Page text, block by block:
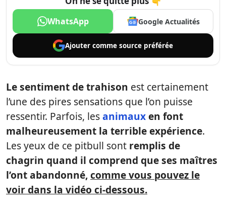
WhatsApp Google Actualités
Ajouter comme source préférée
Le sentiment de trahison est certainement
l’une des pires sensations que l’on puisse
ressentir. Parfois, lesanimauxen font
malheureusement la terrible expérience.
Les yeux de ce pitbull sont remplis de
chagrin quand il comprend que ses maîtres
l’ont abandonné,comme vous pouvez le
voir dans la vidéo ci-dessous.